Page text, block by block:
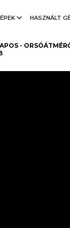
HASZNÁLT
-